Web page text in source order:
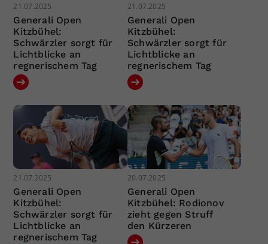
21.07.2025
Generali Open
Kitzbühel:
Schwärzler sorgt für
Lichtblicke an
regnerischem Tag
21.07.2025
Generali Open
Kitzbühel:
Schwärzler sorgt für
Lichtblicke an
regnerischem Tag
21.07.2025
Generali Open
Kitzbühel:
Schwärzler sorgt für
Lichtblicke an
regnerischem Tag
20.07.2025
Generali Open
Kitzbühel: Rodionov
zieht gegen Struff
den Kürzeren